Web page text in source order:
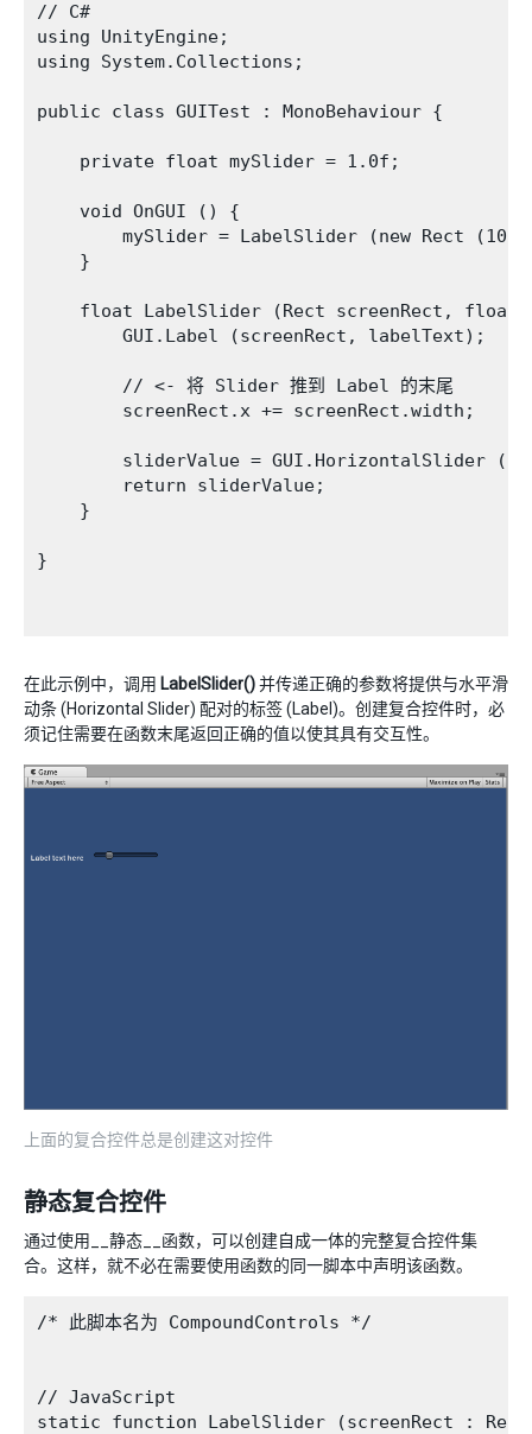
// C#
using UnityEngine;
using System.Collections;
public class GUITest : MonoBehaviour {
    private float mySlider = 1.0f;
    void OnGUI () {
mySlider = LabelSlider (new Rect
    }
float LabelSlider (Rect screenRect,
        GUI.Label (screenRect, labelText);
        // <- 将 Slider 推到 Label 的末尾
        screenRect.x += screenRect.width;
sliderValue = GUI.HorizontalSlider
        return sliderValue;
    }
}
在此示例中，调用 LabelSlider()并传递正确的参数将提供与水平滑
动条 (Horizontal Slider) 配对的标签 (Label)。创建复合控件时，必
须记住需要在函数末尾返回正确的值以使其具有交互性。
上面的复合控件总是创建这对控件
静态复合控件
通过使用__静态__函数，可以创建自成一体的完整复合控件集
合。这样，就不必在需要使用函数的同一脚本中声明该函数。
/* 此脚本名为 CompoundControls */
// JavaScript
static function LabelSlider (screenRect :